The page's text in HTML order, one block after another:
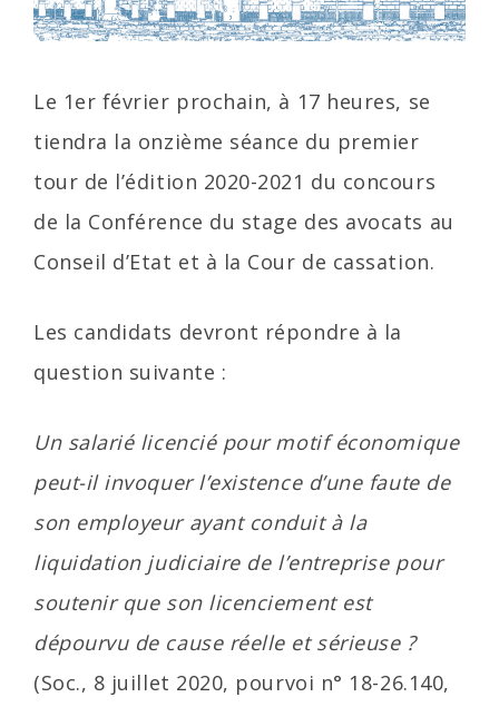
Le 1er février prochain, à 17 heures, se
tiendra la onzième séance du premier
tour de l’édition 2020-2021 du concours
de la Conférence du stage des avocats au
Conseil d’Etat et à la Cour de cassation.
Les candidats devront répondre à la
question suivante :
Un salarié licencié pour motif économique
peut-il invoquer l’existence d’une faute de
son employeur ayant conduit à la
liquidation judiciaire de l’entreprise pour
soutenir que son licenciement est
dépourvu de cause réelle et sérieuse ?
(Soc., 8 juillet 2020, pourvoi n° 18-26.140,